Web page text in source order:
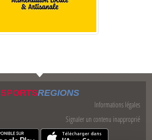
SPORTSREGIONS
Informations légales
Signaler un contenu inapproprié